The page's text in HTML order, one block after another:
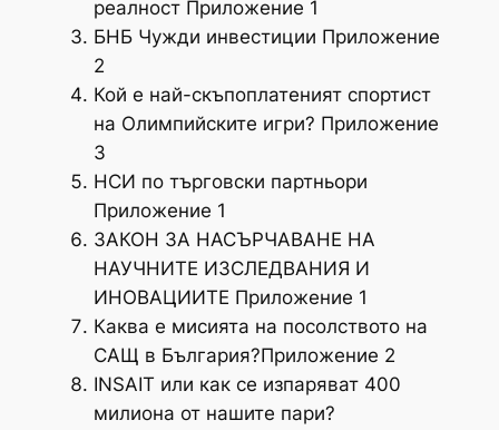
реалност Приложение 1
БНБ Чужди инвестиции Приложение
2
Кой е най-скъпоплатеният спортист
на Олимпийските игри? Приложение
3
НСИ по търговски партньори
Приложение 1
ЗАКОН ЗА НАСЪРЧАВАНЕ НА
НАУЧНИТЕ ИЗСЛЕДВАНИЯ И
ИНОВАЦИИТЕ Приложение 1
Каква е мисията на посолството на
САЩ в България?Приложение 2
INSAIT или как се изпаряват 400
милиона от нашите пари?